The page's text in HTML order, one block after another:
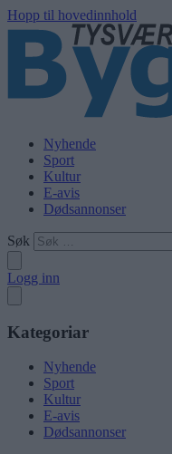
Hopp til hovedinnhold
Nyhende
Sport
Kultur
E-avis
Dødsannonser
Søk
Logg inn
Kategoriar
Nyhende
Sport
Kultur
E-avis
Dødsannonser